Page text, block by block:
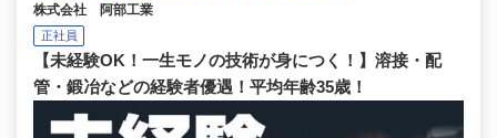
株式会社 阿部工業
正社員
【未経験OK！一生モノの技術が身につく！】溶接・配
管・鍛冶などの経験者優遇！平均年齢35歳！